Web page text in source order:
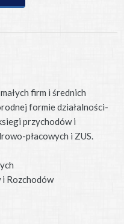
firm i średnich
formie działalności-
przychodów i
płacowych i ZUS.
i Rozchodów